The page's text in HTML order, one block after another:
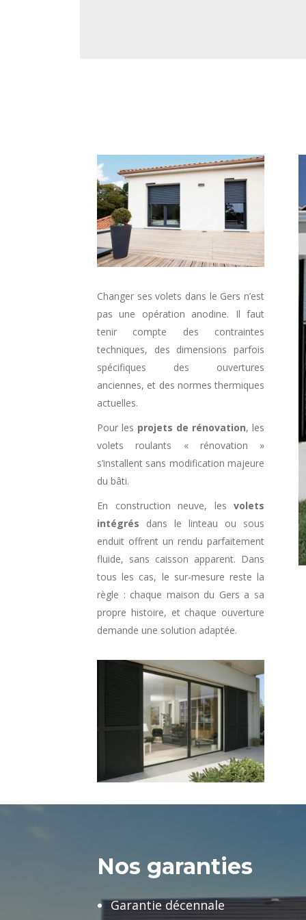
Changer ses volets dans le Gers n’est
pas une opération anodine. Il faut
tenir compte des contraintes
techniques, des dimensions parfois
spécifiques des ouvertures
anciennes, et des normes thermiques
actuelles.
Pour les projets de rénovation, les
volets roulants « rénovation »
s’installent sans modification majeure
du bâti.
En construction neuve, les volets
intégrés dans le linteau ou sous
enduit offrent un rendu parfaitement
fluide, sans caisson apparent. Dans
tous les cas, le sur-mesure reste la
règle : chaque maison du Gers a sa
propre histoire, et chaque ouverture
demande une solution adaptée.
Nos garanties
Garantie décennale